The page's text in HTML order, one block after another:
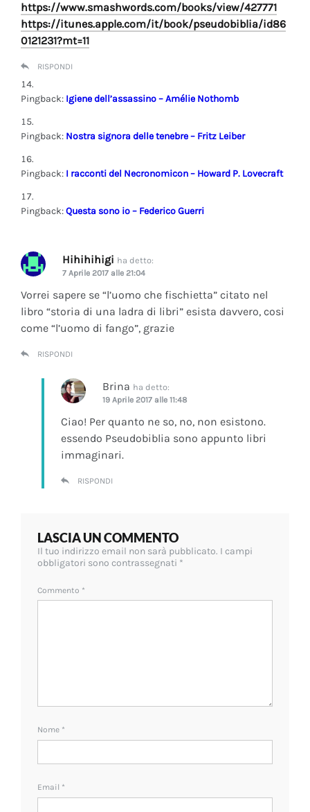
https://www.smashwords.com/books/view/427771
https://itunes.apple.com/it/book/pseudobiblia/id86
0121231?mt=11
RISPONDI
Pingback: Igiene dell’assassino – Amélie Nothomb
Pingback: Nostra signora delle tenebre – Fritz Leiber
Pingback: I racconti del Necronomicon – Howard P. Lovecraft
Pingback:Questa sono io – Federico Guerri
Hihihihigi ha detto:
7 Aprile 2017 alle 21:04
Vorrei sapere se “l’uomo che fischietta” citato nel
libro “storia di una ladra di libri” esista davvero, cosi
come “l’uomo di fango”, grazie
RISPONDI
Brina ha detto:
19 Aprile 2017 alle 11:48
Ciao! Per quanto ne so, no, non esistono.
essendo Pseudobiblia sono appunto libri
immaginari.
RISPONDI
LASCIA UN COMMENTO
Il tuo indirizzo email non sarà pubblicato. I campi
obbligatori sono contrassegnati *
Commento *
Nome *
Email *